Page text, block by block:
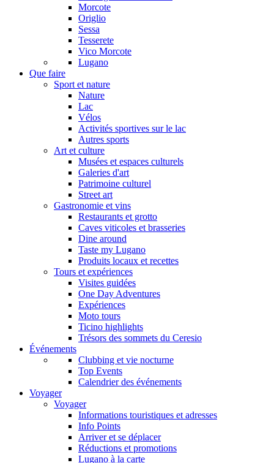
Morcote
Origlio
Sessa
Tesserete
Vico Morcote
Lugano
Que faire
Sport et nature
Nature
Lac
Vélos
Activités sportives sur le lac
Autres sports
Art et culture
Musées et espaces culturels
Galeries d'art
Patrimoine culturel
Street art
Gastronomie et vins
Restaurants et grotto
Caves viticoles et brasseries
Dine around
Taste my Lugano
Produits locaux et recettes
Tours et expériences
Visites guidées
One Day Adventures
Expériences
Moto tours
Ticino highlights
Trésors des sommets du Ceresio
Événements
Clubbing et vie nocturne
Top Events
Calendrier des événements
Voyager
Voyager
Informations touristiques et adresses
Info Points
Arriver et se déplacer
Réductions et promotions
Lugano à la carte